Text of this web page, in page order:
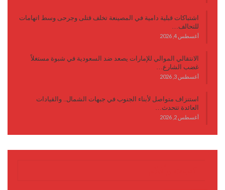
اشتباكات قبلية دامية في المصينعة تخلف قتلى وجرحى وسط اتهامات
للتحالف…
أغسطس 4, 2026
الانتقالي الموالي للإمارات يصعد ضد السعودية في شبوة مستغلاً
غضب الشارع…
أغسطس 3, 2026
استنزاف متواصل لأبناء الجنوب في جبهات الشمال.. والقيادات
العائدة تتحدث…
أغسطس 2, 2026